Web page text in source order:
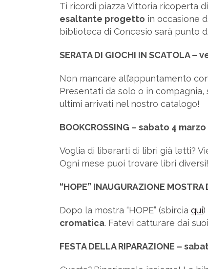
Ti ricordi piazza Vittoria ricoperta
esaltante progetto in occasione
biblioteca di Concesio sarà punto
SERATA DI GIOCHI IN SCATOLA
Non mancare all’appuntamento
Presentati da solo o in
ultimi arrivati nel nostro catalogo!
BOOKCROSSING – sabato 4
Voglia di liberarti di libri già letti?
Ogni mese puoi trovare libri
“HOPE” INAUGURAZIONE
Dopo la mostra “HOPE” (sbircia qui)
cromatica. Fatevi catturare dai
FESTA DELLA RIPARAZIONE –